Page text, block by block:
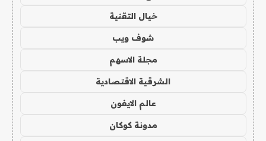
خيال التقنية
شوف ويب
مجلة الاسهم
الشرقية الاقتصادية
عالم الايفون
مدونة كوكان